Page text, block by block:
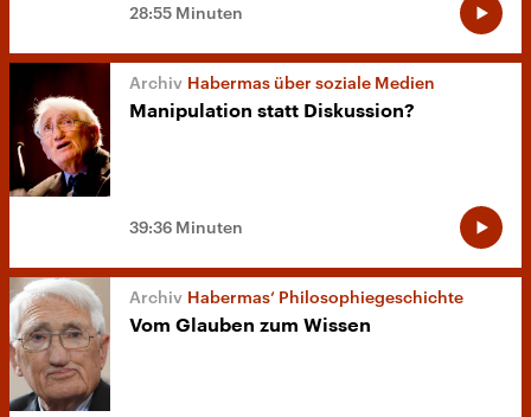
28:55 Minuten
Habermas über soziale Medien
Manipulation statt Diskussion?
39:36 Minuten
Habermas‘ Philosophiegeschichte
Vom Glauben zum Wissen